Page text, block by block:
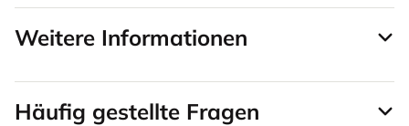
Weitere Informationen
Häufig gestellte Fragen